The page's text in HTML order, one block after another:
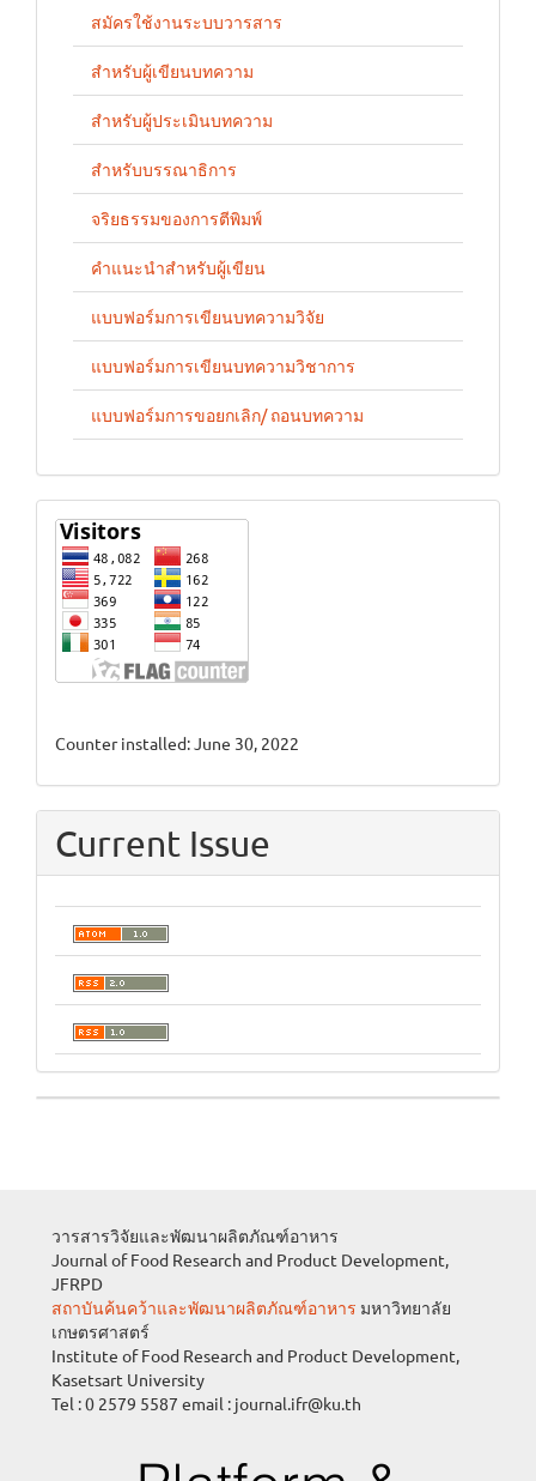
สมัครใช้งานระบบวารสาร
สำหรับผู้เขียนบทความ
สำหรับผู้ประเมินบทความ
สำหรับบรรณาธิการ
จริยธรรมของการตีพิมพ์
คำแนะนำสำหรับผู้เขียน
แบบฟอร์มการเขียนบทความวิจัย
แบบฟอร์มการเขียนบทความวิชาการ
แบบฟอร์มการขอยกเลิก/ ถอนบทความ
stat
Counter installed: June 30, 2022
Current Issue
วารสารวิจัยและพัฒนาผลิตภัณฑ์อาหาร
Journal of Food Research and Product Development,
JFRPD
สถาบันค้นคว้าและพัฒนาผลิตภัณฑ์อาหาร มหาวิทยาลัย
เกษตรศาสตร์
Institute of Food Research and Product Development,
Kasetsart University
Tel : 0 2579 5587 email : journal.ifr@ku.th